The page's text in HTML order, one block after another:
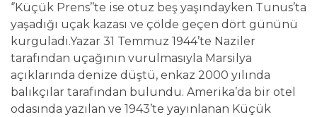
‘’Küçük Prens’’te ise otuz beş yaşındayken Tunus’ta
yaşadığı uçak kazası ve çölde geçen dört gününü
kurguladı.Yazar 31 Temmuz 1944’te Naziler
tarafından uçağının vurulmasıyla Marsilya
açıklarında denize düştü, enkaz 2000 yılında
balıkçılar tarafından bulundu. Amerika’da bir otel
odasında yazılan ve 1943’te yayınlanan Küçük